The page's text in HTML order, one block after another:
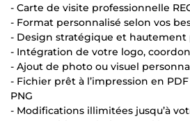
- Carte de visite professionnelle
- Format personnalisé selon vos
- Design stratégique et hautement
- Intégration de votre logo,
- Ajout de photo ou visuel
- Fichier prêt à l’impression en PDF
PNG
- Modifications illimitées jusqu’à